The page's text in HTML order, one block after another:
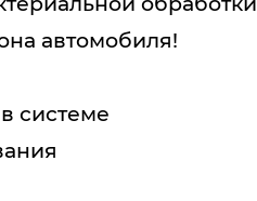
автомобиля!
системе